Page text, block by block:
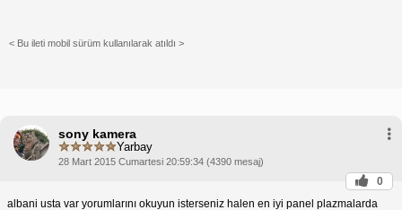
< Bu ileti mobil sürüm kullanılarak atıldı >
sony kamera
Yarbay
28 Mart 2015 Cumartesi 20:59:34 (4390 mesaj)
0
albani usta var yorumlarını okuyun isterseniz halen en iyi panel plazmalarda